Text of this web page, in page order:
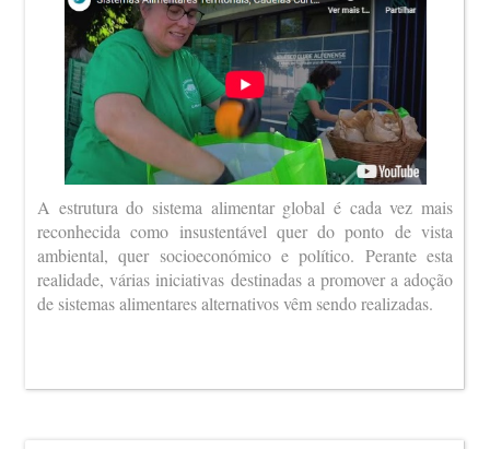
A estrutura do sistema alimentar global é cada vez mais
reconhecida como insustentável quer do ponto de vista
ambiental, quer socioeconómico e político. Perante esta
realidade, várias iniciativas destinadas a promover a adoção
de sistemas alimentares alternativos vêm sendo realizadas.